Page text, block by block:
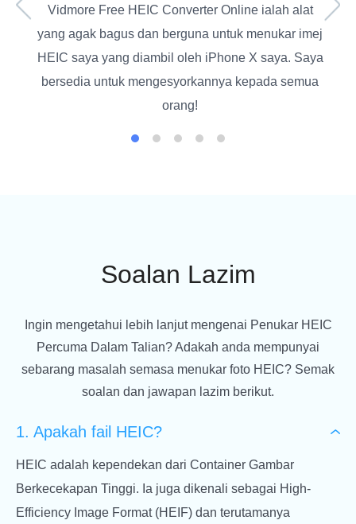
Vidmore Free HEIC Converter Online ialah alat
yang agak bagus dan berguna untuk menukar imej
HEIC saya yang diambil oleh iPhone X saya. Saya
bersedia untuk mengesyorkannya kepada semua
orang!
Soalan Lazim
Ingin mengetahui lebih lanjut mengenai Penukar HEIC
Percuma Dalam Talian? Adakah anda mempunyai
sebarang masalah semasa menukar foto HEIC? Semak
soalan dan jawapan lazim berikut.
1. Apakah fail HEIC?
HEIC adalah kependekan dari Container Gambar
Berkecekapan Tinggi. Ia juga dikenali sebagai High-
Efficiency Image Format (HEIF) dan terutamanya